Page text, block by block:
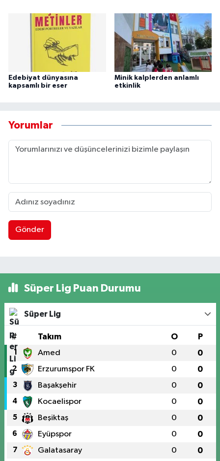
Edebiyat dünyasına
kapsamlı bir eser
Minik kalplerden anlamlı
etkinlik
Yorumlar
Gönder
Süper Lig Puan Durumu
Süper Lig
# Takım O P
1 Amed 0 0
2 Erzurumspor FK 0 0
3 Başakşehir 0 0
4 Kocaelispor 0 0
5 Beşiktaş 0 0
6 Eyüpspor 0 0
7 Galatasaray 0 0